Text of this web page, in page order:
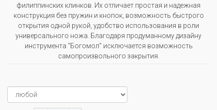
филиппинских клинков. Их отличает простая и надежная
конструкция без пружин и кнопок, возможность быстрого
открытия одной рукой, удобство использования в роли
универсального ножа. Благодаря продуманному дизайну
инструмента “Богомол” исключается возможность
самопроизвольного закрытия.